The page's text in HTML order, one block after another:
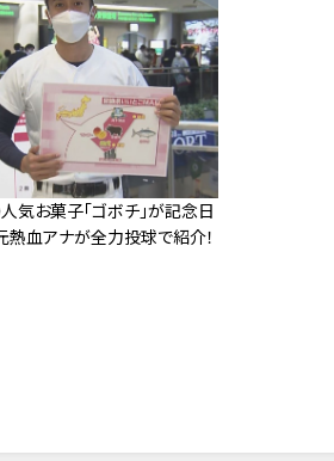
気お菓子「ゴボチ」が記念日
熱血アナが全力投球で紹介！